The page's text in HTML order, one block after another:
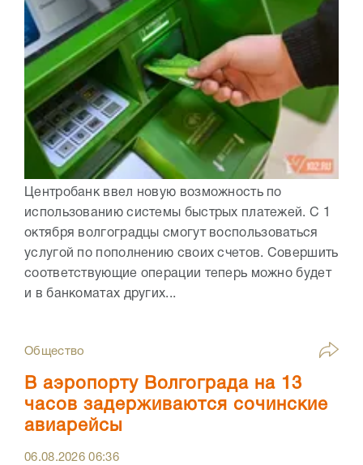
Центробанк ввел новую возможность по
использованию системы быстрых платежей. С 1
октября волгоградцы смогут воспользоваться
услугой по пополнению своих счетов. Совершить
соответствующие операции теперь можно будет
и в банкоматах других...
Общество
В аэропорту Волгограда на 13
часов задерживаются сочинские
авиарейсы
06.08.202606:36